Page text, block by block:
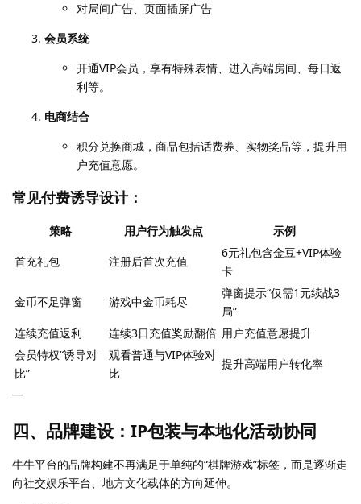
对局间广告、页面插屏广告
会员系统
开通VIP会员，享有特殊表情、进入高端房间、每日返
利等。
电商结合
积分兑换商城，商品包括话费券、实物奖品等，提升用
户充值意愿。
常见付费诱导设计：
策略 用户行为触发点
示例
首充礼包
注册后首次充值
6元礼包含金豆+VIP体验
卡
金币不足弹窗
游戏中金币耗尽
弹窗提示“仅需1元续战3
局”
连续充值返利
连续3日充值奖励翻倍 用户充值意愿提升
会员特权“诱导对
比”
观看普通与VIP体验对
比
提升高端用户转化率
—
四、品牌建设：IP包装与本地化活动协同
牛牛平台的品牌构建不再满足于单纯的“棋牌游戏”标签，而是逐渐走
向社交娱乐平台、地方文化载体的方向延伸。